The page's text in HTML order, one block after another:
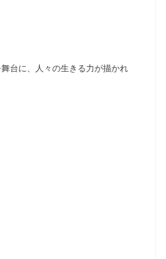
台に、人々の生きる力が描かれ